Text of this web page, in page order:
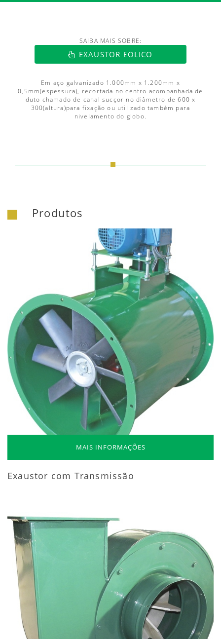
SAIBA MAIS SOBRE:
EXAUSTOR EOLICO
Em aço galvanizado 1.000mm x 1.200mm x
0,5mm(espessura), recortada no centro acompanhada de
duto chamado de canal sucçor no diâmetro de 600 x
300(altura)para fixação ou utilizado também para
nivelamento do globo.
Produtos
MAIS INFORMAÇÕES
Exaustor com Transmissão